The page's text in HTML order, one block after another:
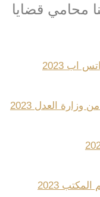
محامي قضايا
اب 2023
العدل 2023
2023